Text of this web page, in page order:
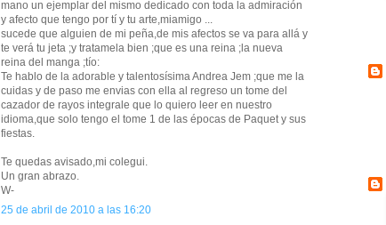
mano un ejemplar del mismo dedicado con toda la admiración
y afecto que tengo por tí y tu arte,miamigo ...
sucede que alguien de mi peña,de mis afectos se va para allá y
te verá tu jeta ;y tratamela bien ;que es una reina ;la nueva
reina del manga ;tío:
Te hablo de la adorable y talentosísima Andrea Jem ;que me la
cuidas y de paso me envias con ella al regreso un tome del
cazador de rayos integrale que lo quiero leer en nuestro
idioma,que solo tengo el tome 1 de las épocas de Paquet y sus
fiestas.
Te quedas avisado,mi colegui.
Un gran abrazo.
W-
25 de abril de 2010 a las 16:20